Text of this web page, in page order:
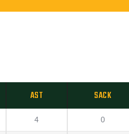
AST SACK
4 0